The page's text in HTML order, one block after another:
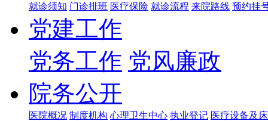
就诊须知 门诊排班 医疗保险 就诊流程 来院路线 预约挂
党建工作
党务工作 党风廉政
院务公开
医院概况 制度机构 心理卫生中心 执业登记 医疗设备及